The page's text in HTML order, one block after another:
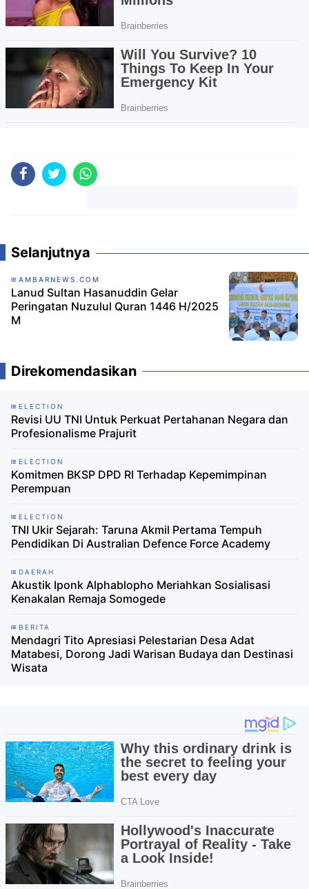
Selanjutnya
AMBARNEWS.COM
Lanud Sultan Hasanuddin Gelar
Peringatan Nuzulul Quran 1446 H/2025
M
Direkomendasikan
ELECTION
Revisi UU TNI Untuk Perkuat Pertahanan Negara dan
Profesionalisme Prajurit
ELECTION
Komitmen BKSP DPD RI Terhadap Kepemimpinan
Perempuan
ELECTION
TNI Ukir Sejarah: Taruna Akmil Pertama Tempuh
Pendidikan Di Australian Defence Force Academy
DAERAH
Akustik Iponk Alphablopho Meriahkan Sosialisasi
Kenakalan Remaja Somogede
BERITA
Mendagri Tito Apresiasi Pelestarian Desa Adat
Matabesi, Dorong Jadi Warisan Budaya dan Destinasi
Wisata